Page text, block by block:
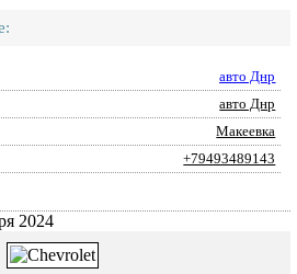
авто Днр
авто Днр
Макеевка
+79493489143
2024